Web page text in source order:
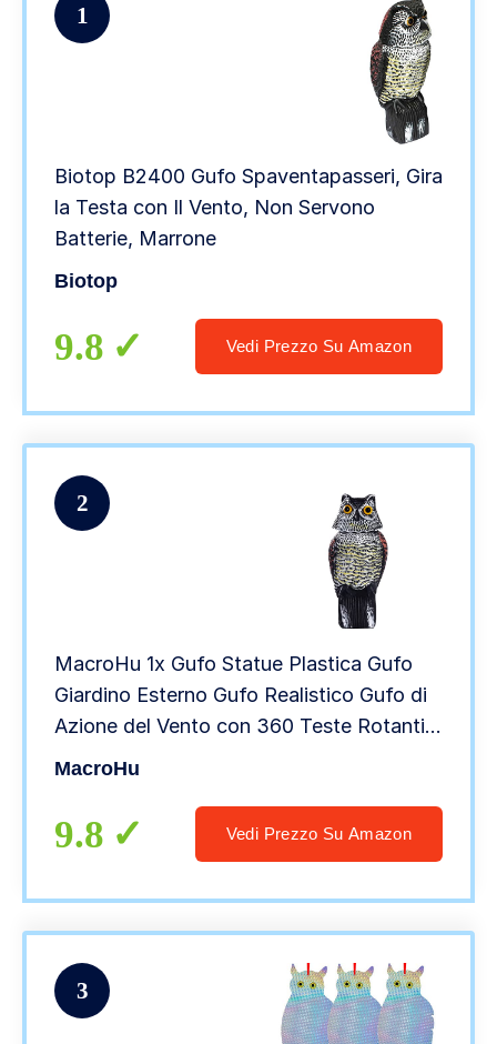
1
Biotop B2400 Gufo Spaventapasseri, Gira
la Testa con Il Vento, Non Servono
Batterie, Marrone
Biotop
9.8 Vedi Prezzo Su Amazon
2
MacroHu 1x Gufo Statue Plastica Gufo
Giardino Esterno Gufo Realistico Gufo di
Azione del Vento con 360 Teste Rotanti
Patio Decorazioni Gufo Spaventapasseri
MacroHu
9.8 Vedi Prezzo Su Amazon
3